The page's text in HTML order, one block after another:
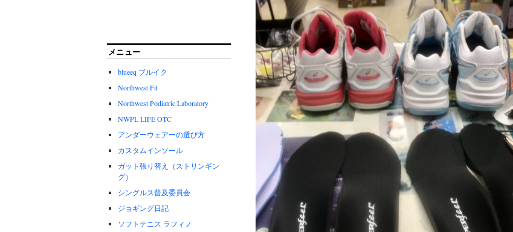
メニュー
blueeq ブルイク
Northwest Fit
Northwest Podiatric Laboratory
NWPL LIFE OTC
アンダーウェアーの選び方
カスタムインソール
ガット張り替え（ストリンギン
グ）
シングルス普及委員会
ジョギング日記
ソフトテニス ラフィノ